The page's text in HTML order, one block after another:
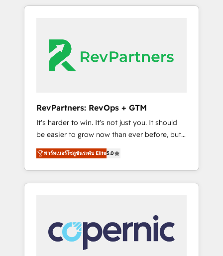
our globally integrated teams has worked
looking for...and get your next big initiative
moving!
Onboarding obsessed ★ Company of the
engine. We onboard your team, migrate your
data, and build AI-powered workflows that
drive adoption from week one, in your time
from any legacy CRM. Zero downtime, full
data integrity. ➤ Implementation: Configure
HubSpot to run your revenue process. Sales,
marketing, and service wired together. ➤ AI
and Integrations: Layer Breeze AI, custom
agents, and APIs to remove manual work. ➤
Ongoing Management: Monthly tune-ups,
portal? We are built for the work.
RevPartners: RevOps + GTM
It's harder to win. It's not just you. It should
be easier to grow now than ever before, but
it's not. So our focus is serving you, the
person responsible for the revenue number.
We do that by bridging the gap where
agencies fail: combining GTM strategy with
We engineer revenue outcomes for the GTM
owner on HubSpot. We Build Different
พาร์ทเนอร์โซลูชันระดับ Elite5.0